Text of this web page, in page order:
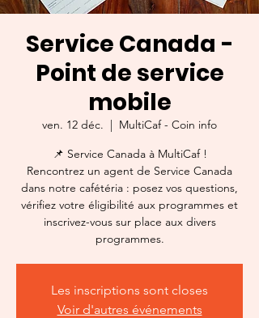
Service Canada -
Point de service
mobile
ven. 12 déc.
  |
MultiCaf - Coin info
📌 Service Canada à MultiCaf !
Rencontrez un agent de Service Canada
dans notre cafétéria : posez vos questions,
vérifiez votre éligibilité aux programmes et
inscrivez-vous sur place aux divers
programmes.
Les inscriptions sont closes
Voir d'autres événements